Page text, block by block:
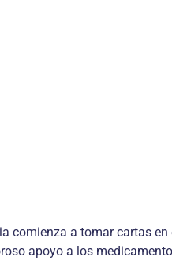
comienza a tomar cartas
apoyo a los